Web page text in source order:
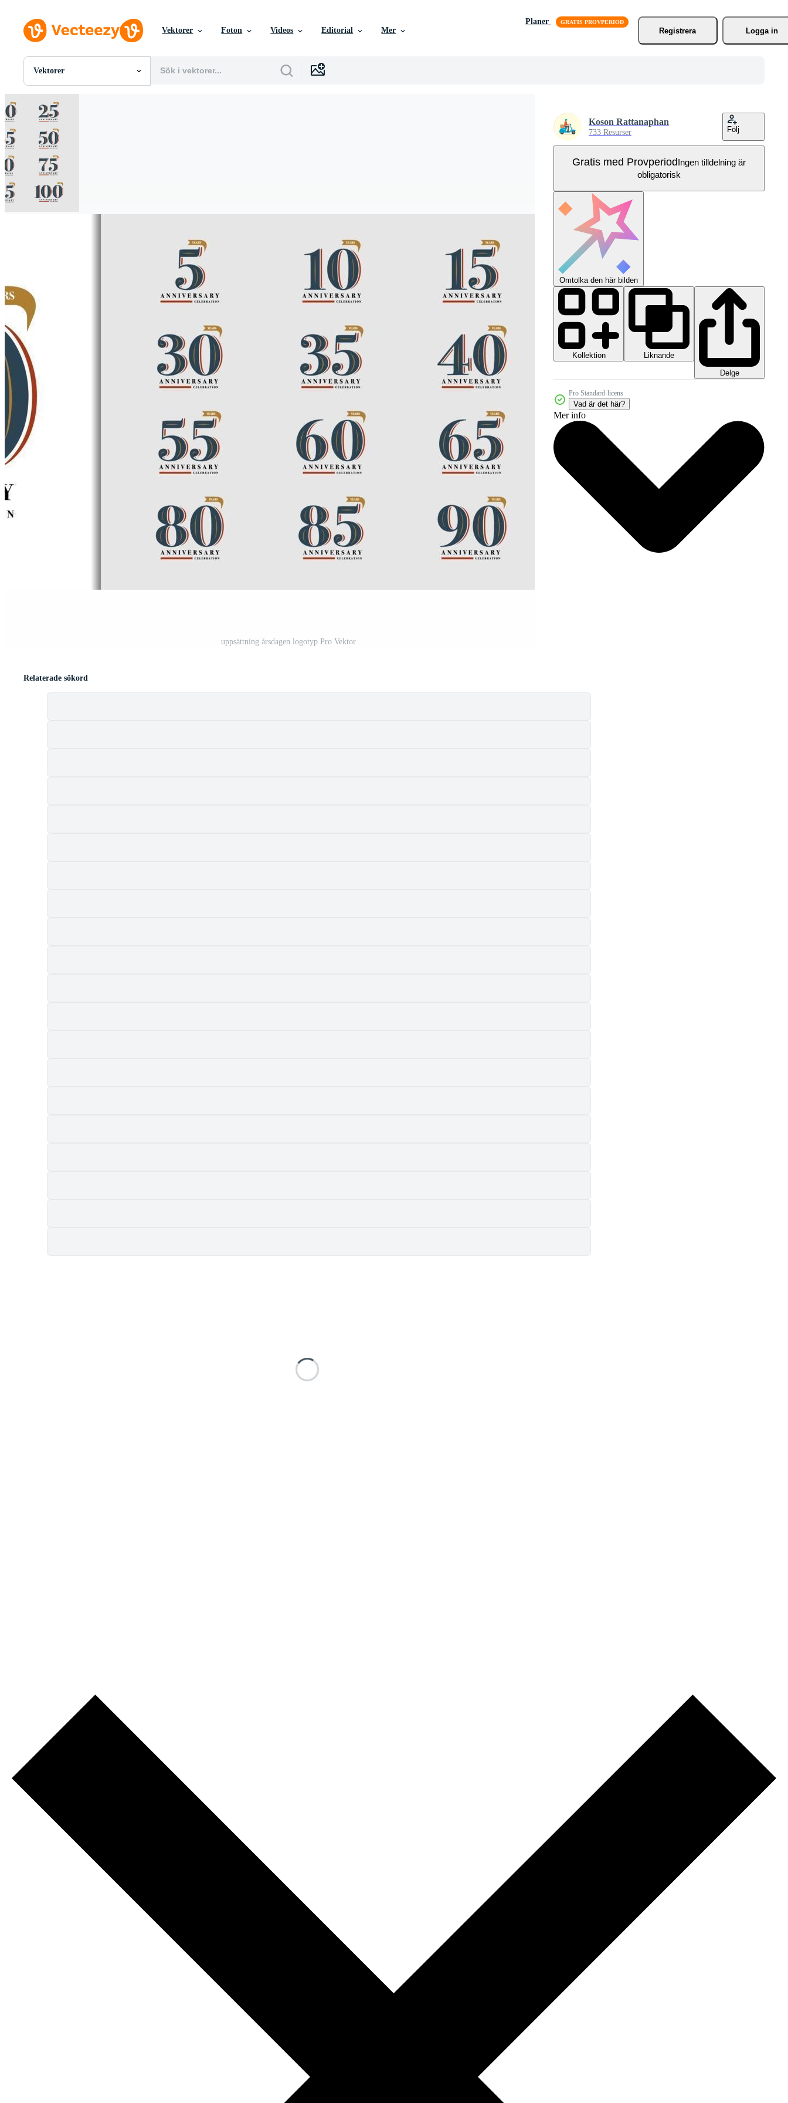
Vektorer Foton Videos Editorial Mer
Planer
Registrera
Logga in
Vektorer
Alla Bilder
Foton
PNGs
PSDs
SVGs
Mallar
Vektorer
Videor
Rörlig grafik
Redaktionella Bilder
uppsättning årsdagen logotyp Pro Vektor
Koson Rattanaphan
733 Resurser Följ
Gratis med ProvperiodIngen tilldelning är
obligatorisk
Omtolka den här bilden
Kollektion
Liknande
Delge
Pro Standard-licens
Vad är det här?
Mer info
Relaterade sökord